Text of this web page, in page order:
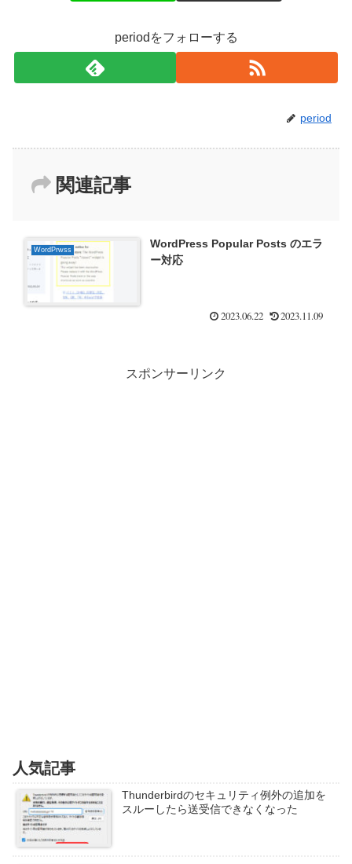
periodをフォローする
period
関連記事
WordPrwss
WordPress Popular Posts のエラ
ー対応
2023.06.22 2023.11.09
スポンサーリンク
人気記事
Thunderbirdのセキュリティ例外の追加を
スルーしたら送受信できなくなった